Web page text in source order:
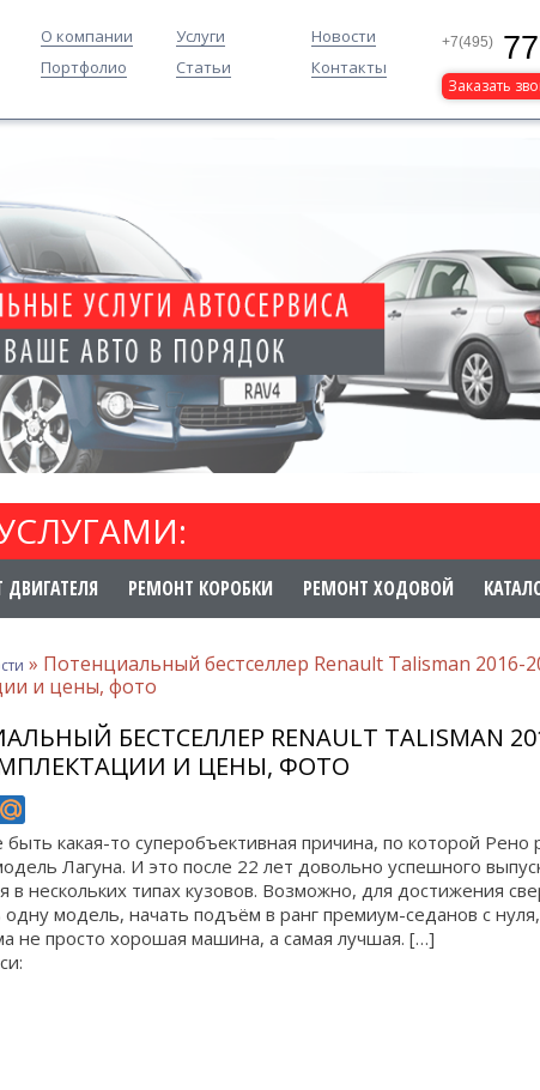
О компании Услуги
Новости
Портфолио Статьи Контакты
+7(495)
Заказать
РЕМОНТ КОРОБКИ РЕМОНТ ХОДОВОЙ
» Потенциальный бестселлер Renault Talisman 2016-
и цены, фото
БЕСТСЕЛЛЕР RENAULT TALISMAN
И ЦЕНЫ, ФОТО
какая-то суперобъективная причина, по которой Рено
Лагуна. И это после 22 лет довольно успешного
в нескольких типах кузовов. Возможно, для достижения
модель, начать подъём в ранг премиум-седанов с
не просто хорошая машина, а самая лучшая. […]